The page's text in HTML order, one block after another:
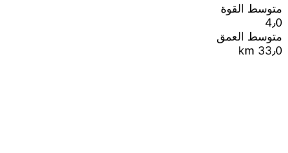
متوسط القوة
4٫0
متوسط العمق
33٫0 km
Leaflet
© OpenStreetMap contributors